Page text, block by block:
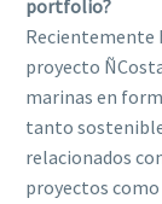
portfolio?
Recientemente
proyecto
marinas en
tanto
relacionados
proyectos